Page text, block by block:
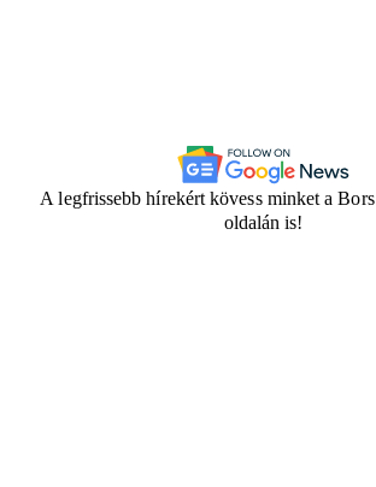
A legfrissebb hírekért kövess minket a Bors
oldalán is!